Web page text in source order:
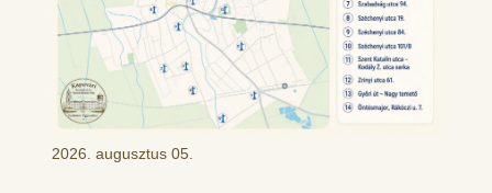
2026. augusztus 05.